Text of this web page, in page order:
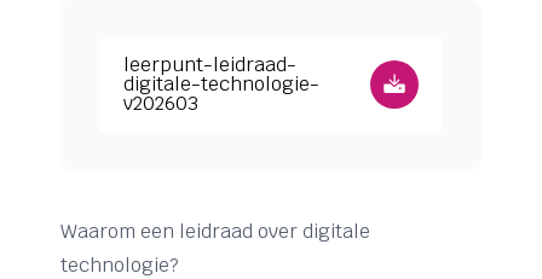
leerpunt-leidraad-
digitale-technologie-
v202603
Waarom een leidraad over digitale
technologie?